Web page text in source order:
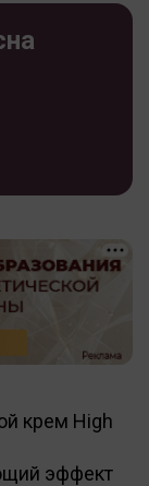
крем High
эффект